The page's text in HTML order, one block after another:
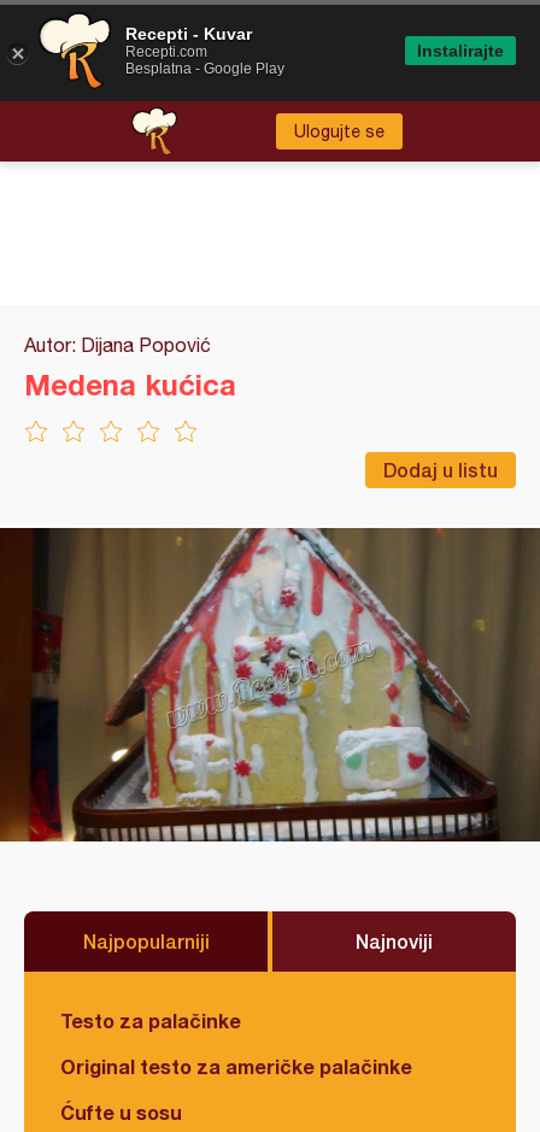
Ulogujte se
Autor: Dijana Popović
Dodaj u listu
Medena kućica
Najpopularniji Najnoviji
Testo za palačinke
Original testo za američke palačinke
Ćufte u sosu
Recepti - Kuvar
Recepti.com
Besplatna - Google Play
Instalirajte